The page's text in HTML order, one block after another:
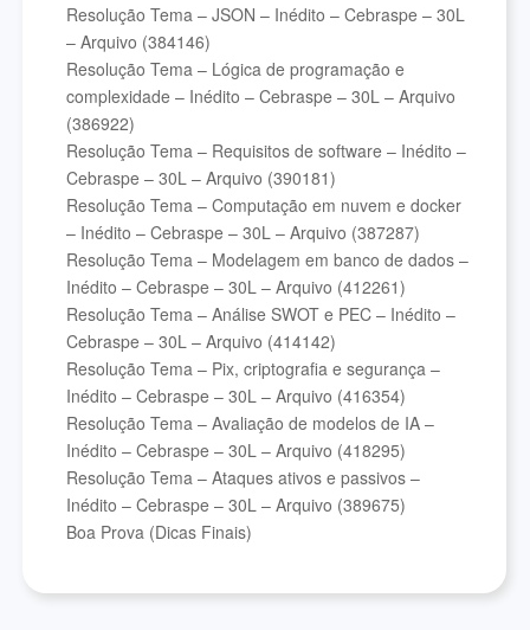
Resolução Tema – JSON – Inédito – Cebraspe – 30L
– Arquivo (384146)
Resolução Tema – Lógica de programação e
complexidade – Inédito – Cebraspe – 30L – Arquivo
(386922)
Resolução Tema – Requisitos de software – Inédito –
Cebraspe – 30L – Arquivo (390181)
Resolução Tema – Computação em nuvem e docker
– Inédito – Cebraspe – 30L – Arquivo (387287)
Resolução Tema – Modelagem em banco de dados –
Inédito – Cebraspe – 30L – Arquivo (412261)
Resolução Tema – Análise SWOT e PEC – Inédito –
Cebraspe – 30L – Arquivo (414142)
Resolução Tema – Pix, criptografia e segurança –
Inédito – Cebraspe – 30L – Arquivo (416354)
Resolução Tema – Avaliação de modelos de IA –
Inédito – Cebraspe – 30L – Arquivo (418295)
Resolução Tema – Ataques ativos e passivos –
Inédito – Cebraspe – 30L – Arquivo (389675)
Boa Prova (Dicas Finais)